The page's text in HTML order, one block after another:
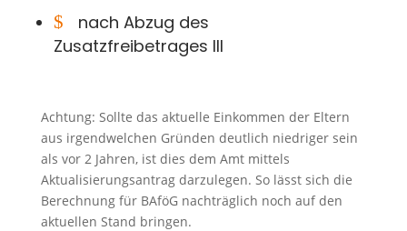
$
nach Abzug des
Zusatzfreibetrages III
Achtung: Sollte das aktuelle Einkommen der Eltern
aus irgendwelchen Gründen deutlich niedriger sein
als vor 2 Jahren, ist dies dem Amt mittels
Aktualisierungsantrag darzulegen. So lässt sich die
Berechnung für BAföG nachträglich noch auf den
aktuellen Stand bringen.